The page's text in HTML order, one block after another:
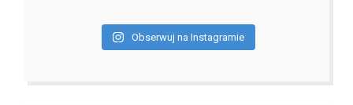
Obserwuj na Instagramie